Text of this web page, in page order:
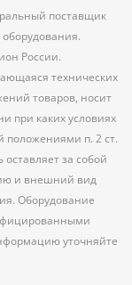
поставщик
оборудования.
России.
технических
товаров, носит
при каких условиях
положениями п. 2 ст.
за собой
и внешний вид
Оборудование
уточняйте